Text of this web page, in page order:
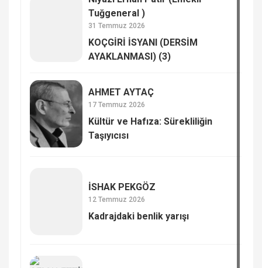
Tuğgeneral )
31 Temmuz 2026
KOÇGİRİ İSYANI (DERSİM
AYAKLANMASI) (3)
AHMET AYTAÇ
17 Temmuz 2026
Kültür ve Hafıza: Sürekliliğin
Taşıyıcısı
İSHAK PEKGÖZ
12 Temmuz 2026
Kadrajdaki benlik yarışı